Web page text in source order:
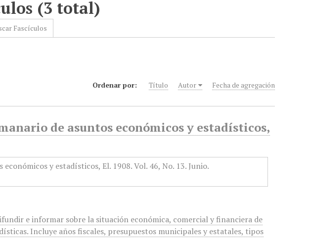
(3 total)
Fascículos
Ordenar por: Título Autor Fecha de agregación
de asuntos económicos y estadísticos,
e informar sobre la situación económica, comercial y financiera de
Incluye años fiscales, presupuestos municipales y estatales, tipos